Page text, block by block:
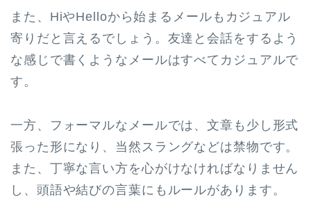
また、HiやHelloから始まるメールもカジュアル
寄りだと言えるでしょう。友達と会話をするよう
な感じで書くようなメールはすべてカジュアルで
す。
一方、フォーマルなメールでは、文章も少し形式
張った形になり、当然スラングなどは禁物です。
また、丁寧な言い方を心がけなければなりません
し、頭語や結びの言葉にもルールがあります。